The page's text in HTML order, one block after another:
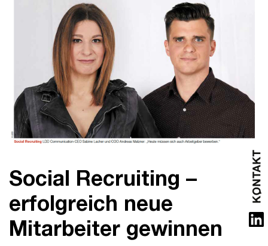
Social Recruiting –
erfolgreich neue
Mitarbeiter gewinnen